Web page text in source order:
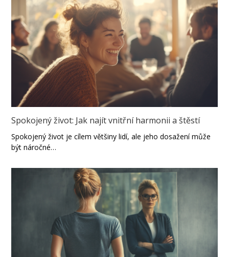
Spokojený život: Jak najít vnitřní harmonii a štěstí
Spokojený život je cílem většiny lidí, ale jeho dosažení může
být náročné…